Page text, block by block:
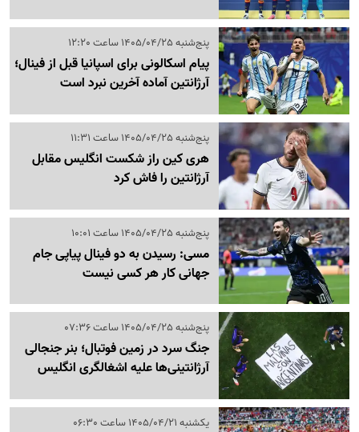
پنج‌شنبه 1405/04/25 ساعت 12:20
پیام اسکالونی برای اسپانیا قبل از فینال؛
آرژانتین آماده آخرین نبرد است
پنج‌شنبه 1405/04/25 ساعت 11:31
هری کین راز شکست انگلیس مقابل
آرژانتین را فاش کرد
پنج‌شنبه 1405/04/25 ساعت 10:01
مسی: رسیدن به دو فینال پیاپی جام
جهانی کار هر کسی نیست
پنج‌شنبه 1405/04/25 ساعت 07:36
جنگ سرد در زمین فوتبال؛ بنر جنجالی
آرژانتینی‌ها علیه اشغالگری انگلیس
یکشنبه 1405/04/21 ساعت 06:30